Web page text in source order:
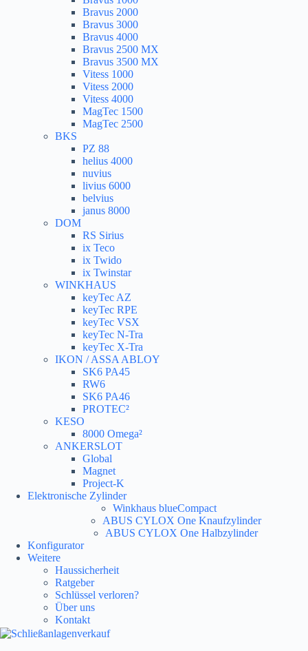
Bravus 2000
Bravus 3000
Bravus 4000
Bravus 2500 MX
Bravus 3500 MX
Vitess 1000
Vitess 2000
Vitess 4000
MagTec 1500
MagTec 2500
BKS
PZ 88
helius 4000
nuvius
livius 6000
belvius
janus 8000
DOM
RS Sirius
ix Teco
ix Twido
ix Twinstar
WINKHAUS
keyTec AZ
keyTec RPE
keyTec VSX
keyTec N-Tra
keyTec X-Tra
IKON / ASSA ABLOY
SK6 PA45
RW6
SK6 PA46
PROTEC²
KESO
8000 Omega²
ANKERSLOT
Global
Magnet
Project-K
Elektronische Zylinder
Winkhaus blueCompact
ABUS CYLOX One Knaufzylinder
ABUS CYLOX One Halbzylinder
Konfigurator
Weitere
Haussicherheit
Ratgeber
Schlüssel verloren?
Über uns
Kontakt